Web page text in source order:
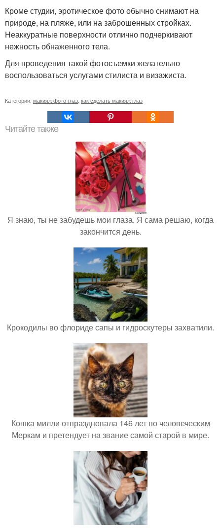
Кроме студии, эротическое фото обычно снимают на
природе, на пляже, или на заброшенных стройках.
Неаккуратные поверхности отлично подчеркивают
нежность обнаженного тела.
Для проведения такой фотосъемки желательно
воспользоваться услугами стилиста и визажиста.
Категории: макияж фото глаз как сделать макияж глаз
Читайте также
Я знаю, ты не забудешь мои глаза. Я сама решаю, когда
закончится день.
Крокодилы во флориде сапы и гидроскутеры захватили.
Кошка милли отпраздновала 146 лет по человеческим
Меркам и претендует на звание самой старой в мире.